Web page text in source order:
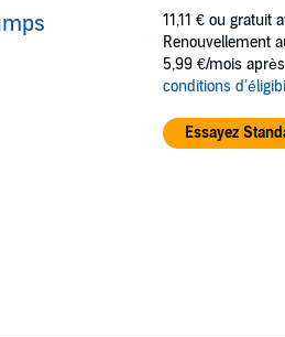
11,11 € ou gratuit
Renouvellement
5,99 €/mois
conditions
Essayez